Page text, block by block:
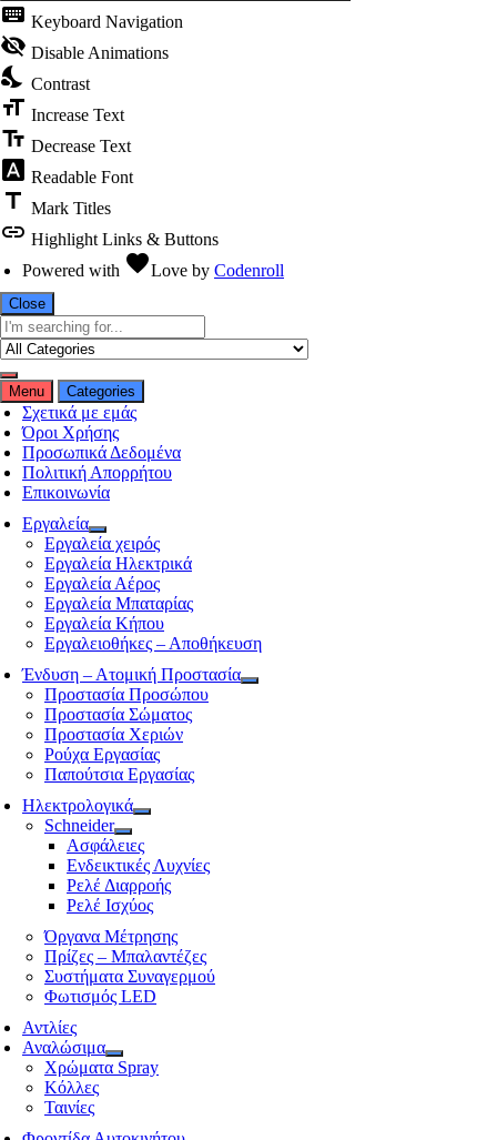
keyboard Keyboard Navigation
visibility_off Disable Animations
nights_stay Contrast
format_size Increase Text
text_fields Decrease Text
font_download Readable Font
title Mark Titles
link Highlight Links & Buttons
Powered with favoriteLove by Codenroll
Close
Menu Categories
Σχετικά με εμάς
Όροι Χρήσης
Προσωπικά Δεδομένα
Πολιτική Απορρήτου
Επικοινωνία
Εργαλεία
Εργαλεία χειρός
Εργαλεία Ηλεκτρικά
Εργαλεία Αέρος
Εργαλεία Μπαταρίας
Εργαλεία Κήπου
Εργαλειοθήκες – Αποθήκευση
Ένδυση – Ατομική Προστασία
Προστασία Προσώπου
Προστασία Σώματος
Προστασία Χεριών
Ρούχα Εργασίας
Παπούτσια Εργασίας
Ηλεκτρολογικά
Schneider
Ασφάλειες
Ενδεικτικές Λυχνίες
Ρελέ Διαρροής
Ρελέ Ισχύος
Όργανα Μέτρησης
Πρίζες – Μπαλαντέζες
Συστήματα Συναγερμού
Φωτισμός LED
Αντλίες
Αναλώσιμα
Χρώματα Spray
Κόλλες
Ταινίες